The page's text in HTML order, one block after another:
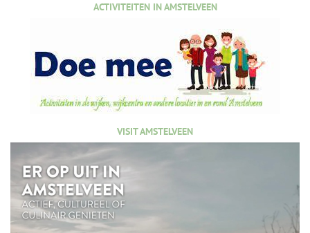
ACTIVITEITEN IN AMSTELVEEN
VISIT AMSTELVEEN